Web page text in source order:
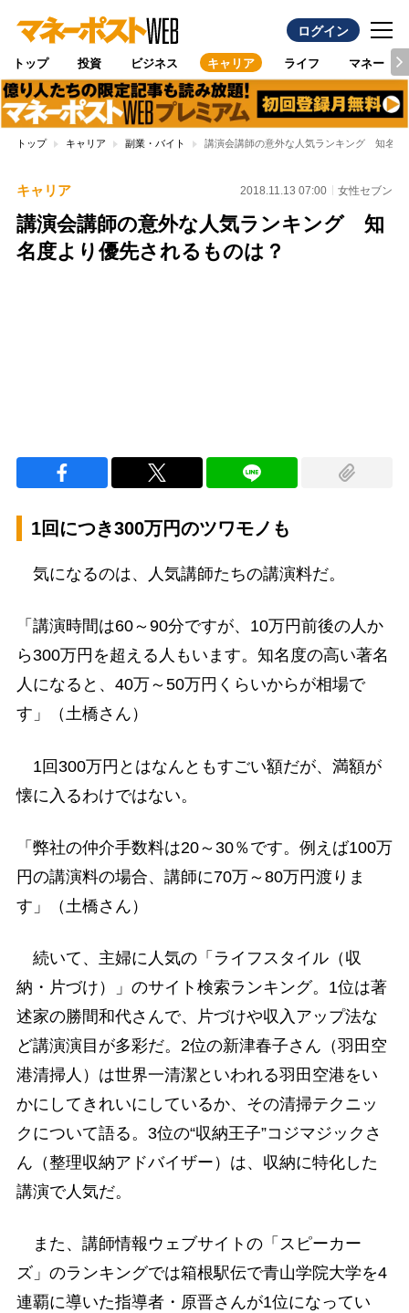
ログイン
トップ 投資 ビジネス キャリア ライフ マネー
トップ キャリア 副業・バイト 講演会講師の意外な人気ランキング 知名度
キャリア 2018.11.13 07:00 女性セブン
講演会講師の意外な人気ランキング 知
名度より優先されるものは？
1回につき300万円のツワモノも
気になるのは、人気講師たちの講演料だ。
「講演時間は60～90分ですが、10万円前後の人か
ら300万円を超える人もいます。知名度の高い著名
人になると、40万～50万円くらいからが相場で
す」（土橋さん）
1回300万円とはなんともすごい額だが、満額が
懐に入るわけではない。
「弊社の仲介手数料は20～30％です。例えば100万
円の講演料の場合、講師に70万～80万円渡りま
す」（土橋さん）
続いて、主婦に人気の「ライフスタイル（収
納・片づけ）」のサイト検索ランキング。1位は著
述家の勝間和代さんで、片づけや収入アップ法な
ど講演演目が多彩だ。2位の新津春子さん（羽田空
港清掃人）は世界一清潔といわれる羽田空港をい
かにしてきれいにしているか、その清掃テクニッ
クについて語る。3位の“収納王子”コジマジックさ
ん（整理収納アドバイザー）は、収納に特化した
講演で人気だ。
また、講師情報ウェブサイトの「スピーカー
ズ」のランキングでは箱根駅伝で青山学院大学を4
連覇に導いた指導者・原晋さんが1位になってい